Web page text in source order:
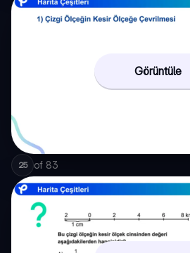
Görüntüle
25 of 83